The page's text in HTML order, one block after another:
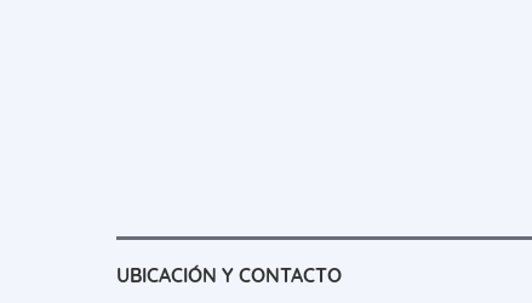
UBICACIÓN Y CONTACTO